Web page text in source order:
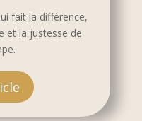
fait la différence,
et la justesse de